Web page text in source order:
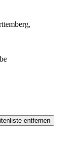
entfernen